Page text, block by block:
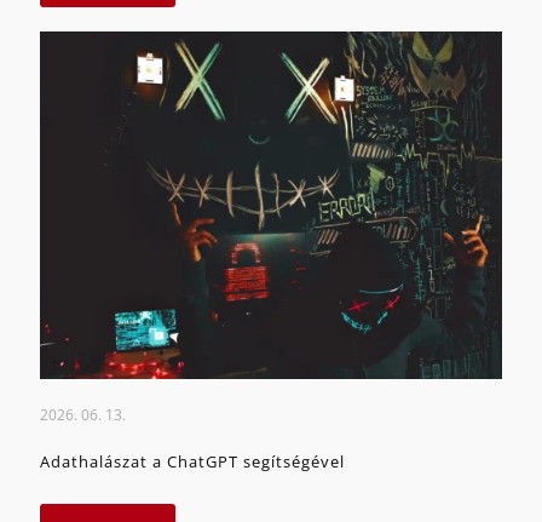
2026. 06. 13.
Adathalászat a ChatGPT segítségével